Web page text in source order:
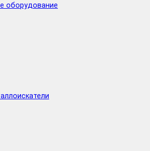
оборудование